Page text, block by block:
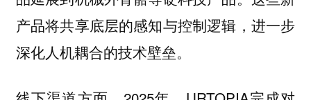
产品将共享底层的感知与控制逻辑，进一步
深化人机耦合的技术壁垒。